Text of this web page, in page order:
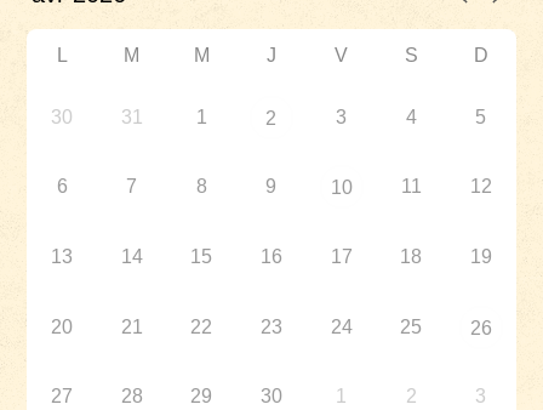
L M M J V S D
30 31 1 2 3 4 5
6 7 8 9 10 11 12
13 14 15 16 17 18 19
20 21 22 23 24 25 26
27 28 29 30 1 2 3